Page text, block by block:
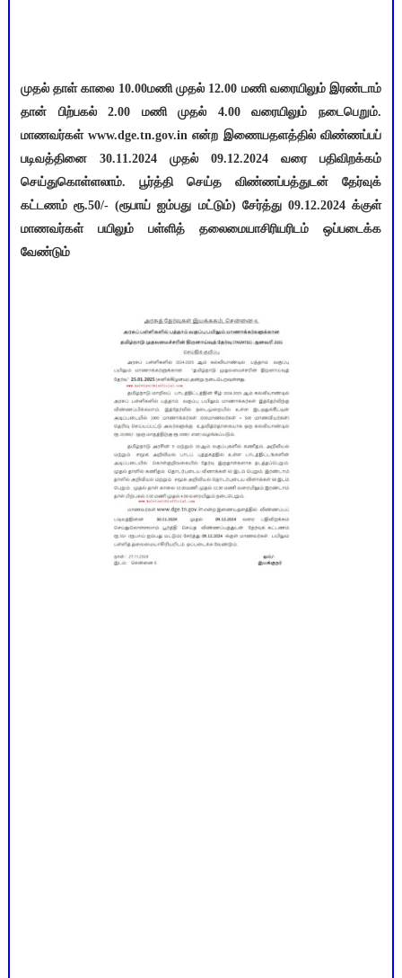
முதல் தாள் காலை 10.00மணி முதல் 12.00 மணி வரையிலும் இரண்டாம்
தான் பிற்பகல் 2.00 மணி முதல் 4.00 வரையிலும் நடைபெறும்.
மாணவர்கள் www.dge.tn.gov.in என்ற இணையதளத்தில் விண்ணப்பப்
படிவத்தினை 30.11.2024 முதல் 09.12.2024 வரை பதிவிறக்கம்
செய்துகொள்ளலாம். பூர்த்தி செய்த விண்ணப்பத்துடன் தேர்வுக்
கட்டணம் ரூ.50/- (ரூபாய் ஐம்பது மட்டும்) சேர்த்து 09.12.2024 க்குள்
மாணவர்கள் பயிலும் பள்ளித் தலைமையாசிரியரிடம் ஒப்படைக்க
வேண்டும்